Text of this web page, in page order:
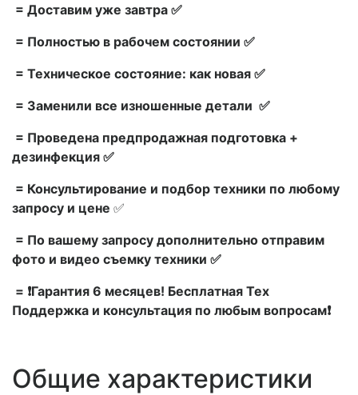
= Доставим уже завтра ✅
= Полностью в рабочем состоянии ✅
= Техническое состояние: как новая ✅
= Заменили все изношенные детали ✅
= Проведена предпродажная подготовка +
дезинфекция ✅
= Консультирование и подбор техники по любому
запросу и цене ✅
= По вашему запросу дополнительно отправим
фото и видео съемку техники ✅
= ❗Гарантия 6 месяцев! Бесплатная Тех
Поддержка и консультация по любым вопросам❗
Общие характеристики